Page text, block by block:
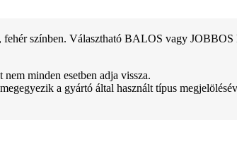
színben. Választható BALOS vagy
minden esetben adja vissza.
a gyártó által használt típus